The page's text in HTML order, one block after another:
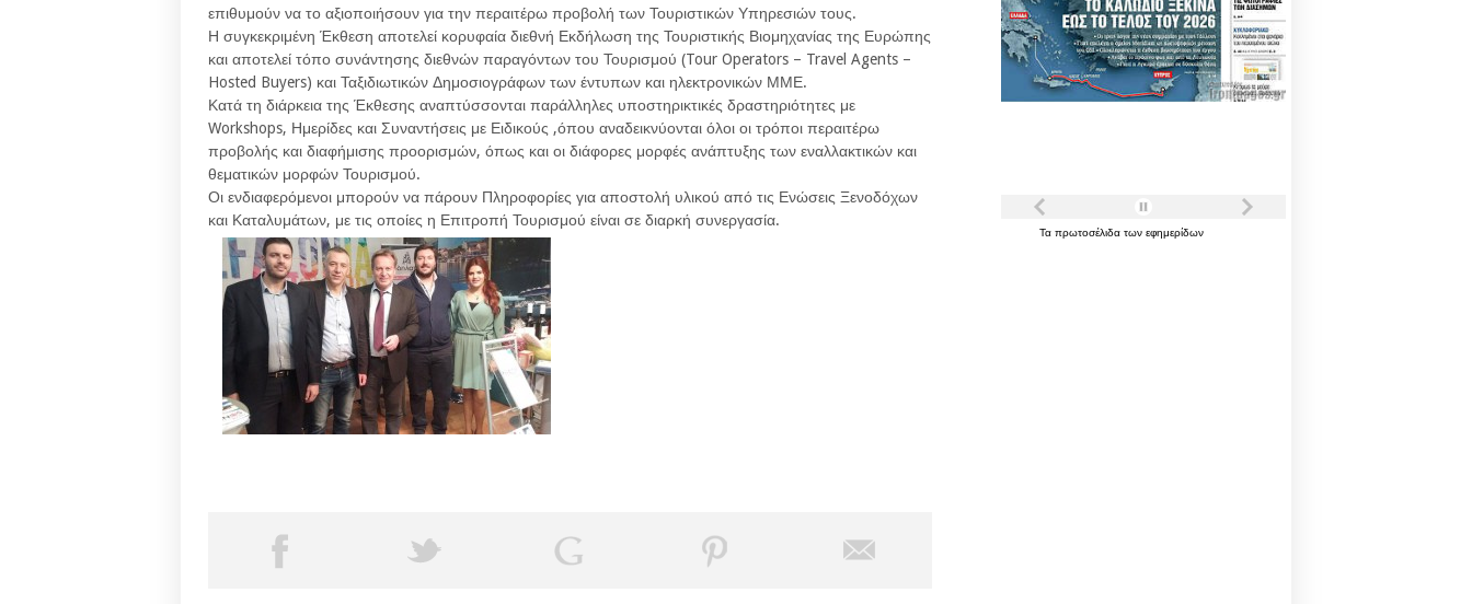
επιθυμούν να το αξιοποιήσουν για την περαιτέρω προβολή των Τουριστικών Υπηρεσιών τους.
Η συγκεκριμένη Έκθεση αποτελεί κορυφαία διεθνή Εκδήλωση της Τουριστικής Βιομηχανίας της Ευρώπης
και αποτελεί τόπο συνάντησης διεθνών παραγόντων του Τουρισμού (Tour Operators – Travel Agents –
Hosted Buyers) και Ταξιδιωτικών Δημοσιογράφων των έντυπων και ηλεκτρονικών ΜΜΕ.
Κατά τη διάρκεια της Έκθεσης αναπτύσσονται παράλληλες υποστηρικτικές δραστηριότητες με
Workshops, Ημερίδες και Συναντήσεις με Ειδικούς ,όπου αναδεικνύονται όλοι οι τρόποι περαιτέρω
προβολής και διαφήμισης προορισμών, όπως και οι διάφορες μορφές ανάπτυξης των εναλλακτικών και
θεματικών μορφών Τουρισμού.
Οι ενδιαφερόμενοι μπορούν να πάρουν Πληροφορίες για αποστολή υλικού από τις Ενώσεις Ξενοδόχων
και Καταλυμάτων, με τις οποίες η Επιτροπή Τουρισμού είναι σε διαρκή συνεργασία.
Τα πρωτοσέλιδα των εφημερίδων